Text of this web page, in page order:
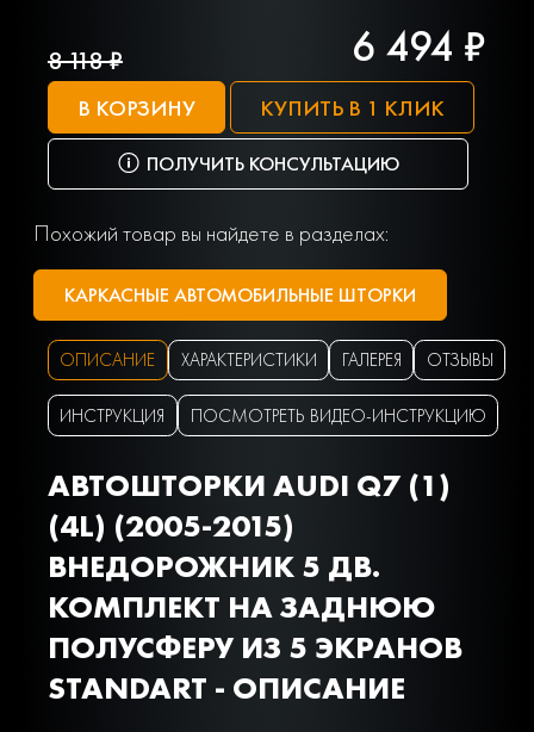
8 118 ₽ 6 494 ₽
В КОРЗИНУ КУПИТЬ В 1 КЛИК
ПОЛУЧИТЬ КОНСУЛЬТАЦИЮ
Похожий товар вы найдете в разделах:
КАРКАСНЫЕ АВТОМОБИЛЬНЫЕ ШТОРКИ
ОПИСАНИЕ ХАРАКТЕРИСТИКИ ГАЛЕРЕЯ ОТЗЫВЫ
ИНСТРУКЦИЯ ПОСМОТРЕТЬ ВИДЕО-ИНСТРУКЦИЮ
АВТОШТОРКИ AUDI Q7 (1)
(4L) (2005-2015)
ВНЕДОРОЖНИК 5 ДВ.
КОМПЛЕКТ НА ЗАДНЮЮ
ПОЛУСФЕРУ ИЗ 5 ЭКРАНОВ
STANDART - ОПИСАНИЕ